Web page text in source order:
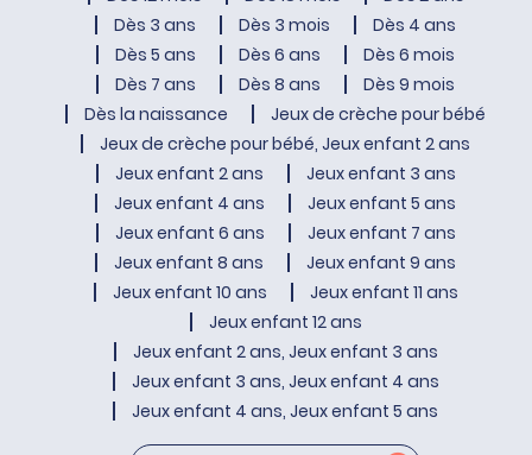
Dès 3 ans
Dès 3 mois
Dès 4 ans
Dès 5 ans
Dès 6 ans
Dès 6 mois
Dès 7 ans
Dès 8 ans
Dès 9 mois
Dès la naissance
Jeux de crèche pour bébé
Jeux de crèche pour bébé, Jeux enfant 2 ans
Jeux enfant 2 ans
Jeux enfant 3 ans
Jeux enfant 4 ans
Jeux enfant 5 ans
Jeux enfant 6 ans
Jeux enfant 7 ans
Jeux enfant 8 ans
Jeux enfant 9 ans
Jeux enfant 10 ans
Jeux enfant 11 ans
Jeux enfant 12 ans
Jeux enfant 2 ans, Jeux enfant 3 ans
Jeux enfant 3 ans, Jeux enfant 4 ans
Jeux enfant 4 ans, Jeux enfant 5 ans